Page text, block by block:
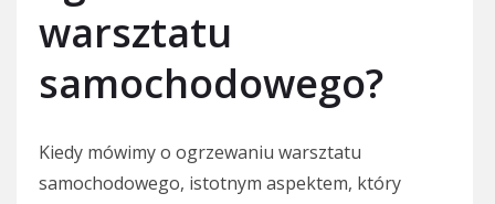
warsztatu
samochodowego?
Kiedy mówimy o ogrzewaniu warsztatu
samochodowego, istotnym aspektem, który